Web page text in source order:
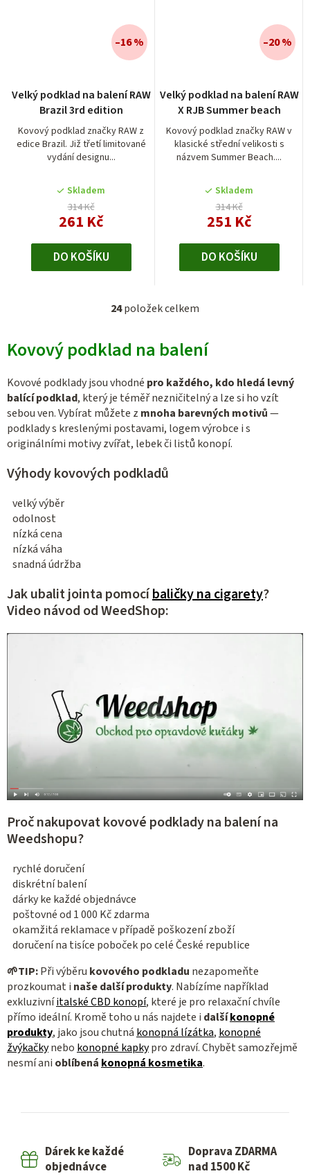
Velký podklad na balení RAW
Brazil 3rd edition
Kovový podklad značky RAW z
edice Brazil. Již třetí limitované
vydání designu...
Skladem
314 Kč
261 Kč
–16 %
DO KOŠÍKU
Velký podklad na balení RAW
X RJB Summer beach
Kovový podklad značky RAW v
klasické střední velikosti s
názvem Summer Beach....
Skladem
314 Kč
251 Kč
–20 %
DO KOŠÍKU
O
l
d
a
c
í
p
r
v
s
u
24položek celkem
Kovový podklad na balení
Kovové podklady jsou vhodné pro každého, kdo hledá levný
balící podklad, který je téměř nezničitelný a lze si ho vzít
sebou ven. Vybírat můžete z mnoha barevných motivů—
podklady s kreslenými postavami, logem výrobce i s
originálními motivy zvířat, lebek či listů konopí.
Výhody kovových podkladů
velký výběr
odolnost
nízká cena
nízká váha
snadná údržba
Jak ubalit jointa pomocíbaličky na cigarety?
Video návod od WeedShop:
Proč nakupovat kovové podklady na balení na
Weedshopu?
rychlé doručení
diskrétní balení
dárky ke každé objednávce
poštovné od 1 000 Kč zdarma
okamžitá reklamace v případě poškození zboží
doručení na tisíce poboček po celé České republice
🌱TIP:Při výběru kovového podkladu nezapomeňte
prozkoumat i naše další produkty. Nabízíme například
exkluzivníitalské CBD konopí, které je pro relaxační chvíle
přímo ideální. Kromě toho u nás najdete i dalšíkonopné
produkty, jako jsou chutná konopná lízátka, konopné
žvýkačkynebo konopné kapkypro zdraví. Chybět samozřejmě
nesmí ani oblíbená konopná kosmetika.
Dárek ke každé
objednávce
Doprava ZDARMA
nad 1500 Kč